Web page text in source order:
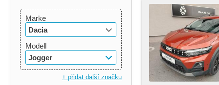
Marke
Dacia
Modell
Jogger
+ přidat další značku